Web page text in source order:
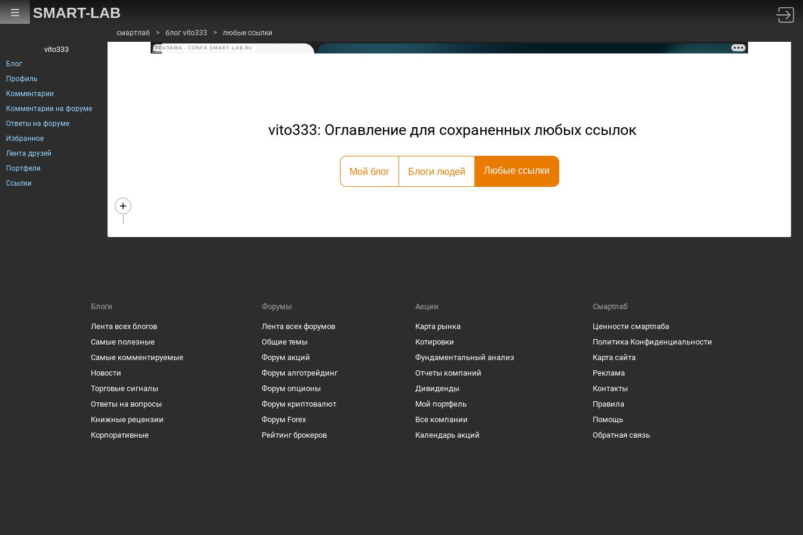
смартлаб > блог vito333 > любые ссылки
РЕКЛАМА • CONFA.SMART-LAB.RU
vito333: Оглавление для сохраненных любых ссылок
Мой блог Блоги людей Любые ссылки
Блоги
Лента всех блогов
Самые полезные
Самые комментируемые
Новости
Торговые сигналы
Ответы на вопросы
Книжные рецензии
Корпоративные
Форумы
Лента всех форумов
Общие темы
Форум акций
Форум алготрейдинг
Форум опционы
Форум криптовалют
Форум Forex
Рейтинг брокеров
Акции
Карта рынка
Котировки
Фундаментальный анализ
Отчеты компаний
Дивиденды
Мой портфель
Все компании
Календарь акций
Смартлаб
Ценности смартлаба
Политика Конфиденциальности
Карта сайта
Реклама
Контакты
Правила
Помощь
Обратная связь
vito333
Блог
Профиль
Комментарии
Комментарии на форуме
Ответы на форуме
Избранное
Лента друзей
Портфели
Ссылки
SMART-LAB